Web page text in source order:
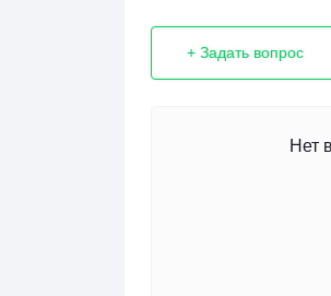
+ Задать вопрос
Нет